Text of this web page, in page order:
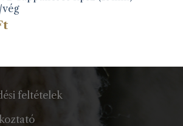
feltételek